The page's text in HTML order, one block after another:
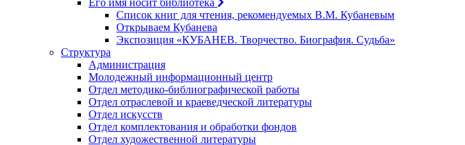
Его имя носит библиотека
Список книг для чтения, рекомендуемых В.М. Кубаневым
Открываем Кубанева
Экспозиция «КУБАНЕВ. Творчество. Биография. Судьба»
Структура
Администрация
Молодежный информационный центр
Отдел методико-библиографической работы
Отдел отраслевой и краеведческой литературы
Отдел искусств
Отдел комплектования и обработки фондов
Отдел художественной литературы